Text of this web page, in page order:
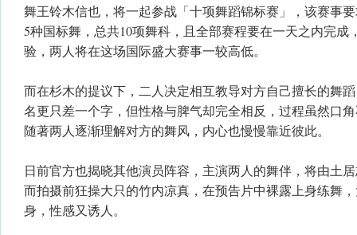
舞王铃木信也，将一起参战「十项舞蹈锦标赛」，该赛事
5种国标舞，总共10项舞科，且全部赛程要在一天之内完成
验，两人将在这场国际盛大赛事一较高低。
而在杉木的提议下，二人决定相互教导对方自己擅长的舞
名更只差一个字，但性格与脾气却完全相反，过程虽然口
随著两人逐渐理解对方的舞风，内心也慢慢靠近彼此。
日前官方也揭晓其他演员阵容，主演两人的舞伴，将由土
而拍摄前狂操大只的竹内凉真，在预告片中裸露上身练舞
身，性感又诱人。